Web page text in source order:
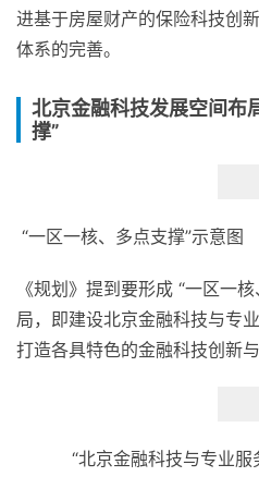
进基于房屋财产的保险科技创
体系的完善。
北京金融科技发展空间布
撑”
“一区一核、多点支撑”示意图
《规划》提到要形成 “一区一
局，即建设北京金融科技与专
打造各具特色的金融科技创新与
“北京金融科技与专业服